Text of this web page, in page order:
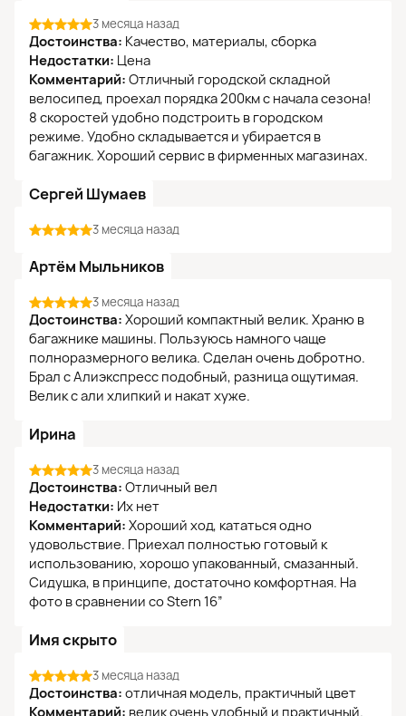
3 месяца назад
Достоинства: Качество, материалы, сборка
Недостатки: Цена
Комментарий: Отличный городской складной
велосипед, проехал порядка 200км с начала сезона!
8 скоростей удобно подстроить в городском
режиме. Удобно складывается и убирается в
багажник. Хороший сервис в фирменных магазинах.
Сергей Шумаев
3 месяца назад
Артём Мыльников
3 месяца назад
Достоинства: Хороший компактный велик. Храню в
багажнике машины. Пользуюсь намного чаще
полноразмерного велика. Сделан очень добротно.
Брал с Алиэкспресс подобный, разница ощутимая.
Велик с али хлипкий и накат хуже.
Ирина
3 месяца назад
Достоинства: Отличный вел
Недостатки: Их нет
Комментарий: Хороший ход, кататься одно
удовольствие. Приехал полностью готовый к
использованию, хорошо упакованный, смазанный.
Сидушка, в принципе, достаточно комфортная. На
фото в сравнении со Stern 16”
Имя скрыто
3 месяца назад
Достоинства: отличная модель, практичный цвет